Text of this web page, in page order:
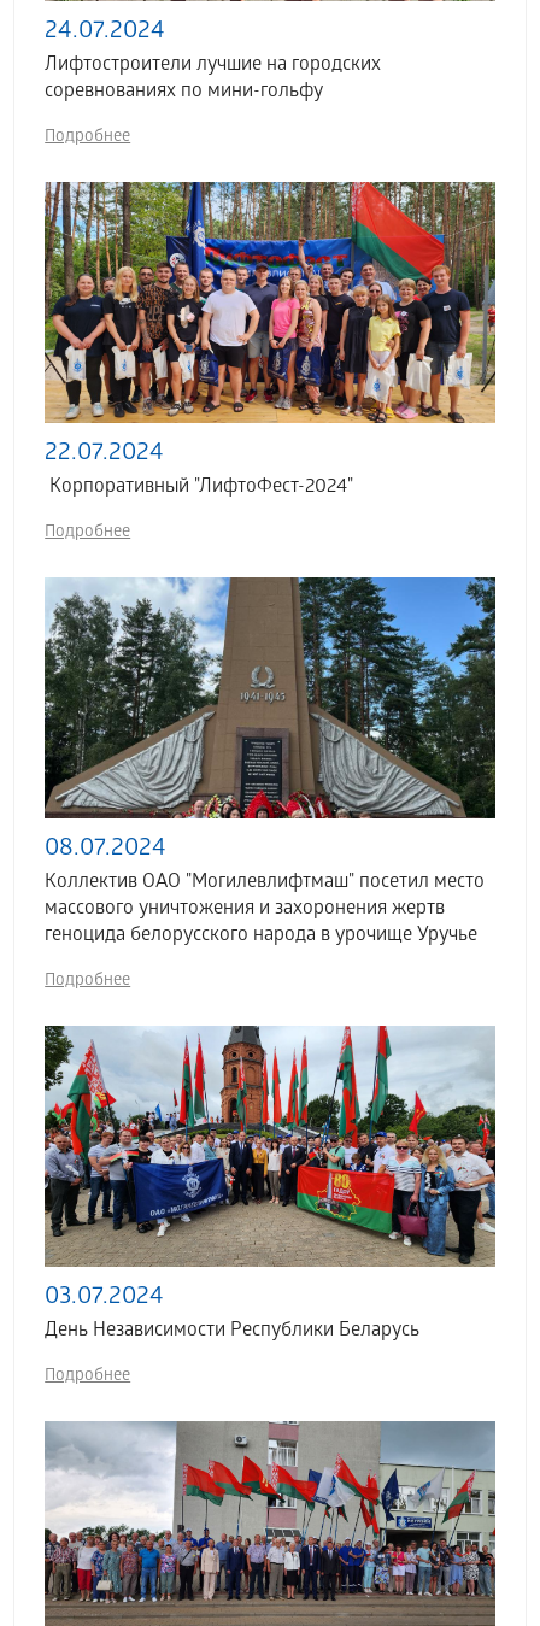
24.07.2024
Лифтостроители лучшие на городских
соревнованиях по мини-гольфу
Подробнее
22.07.2024
Корпоративный "ЛифтоФест-2024"
Подробнее
08.07.2024
Коллектив ОАО "Могилевлифтмаш" посетил место
массового уничтожения и захоронения жертв
геноцида белорусского народа в урочище Уручье
Подробнее
03.07.2024
День Независимости Республики Беларусь
Подробнее